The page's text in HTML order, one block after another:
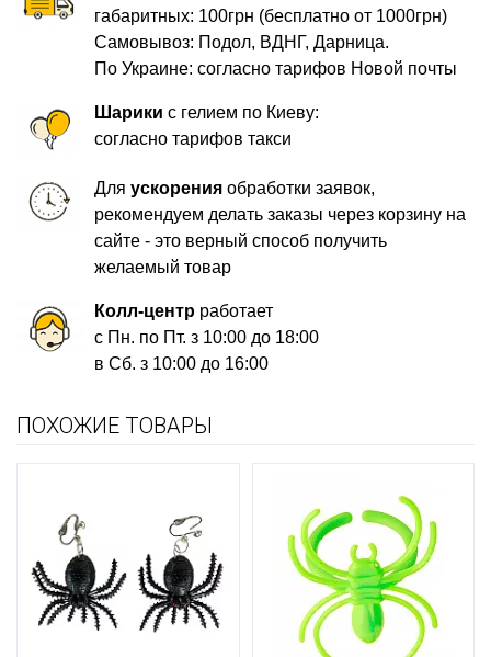
габаритных: 100грн (бесплатно от 1000грн)
Самовывоз: Подол, ВДНГ, Дарница.
По Украине: согласно тарифов Новой почты
Шарики с гелием по Киеву:
согласно тарифов такси
Дляускорения обработки заявок,
рекомендуем делать заказы через корзину на
сайте - это верный способ получить
желаемый товар
Колл-центр работает
с Пн. по Пт. з 10:00 до 18:00
в Сб. з 10:00 до 16:00
ПОХОЖИЕ ТОВАРЫ